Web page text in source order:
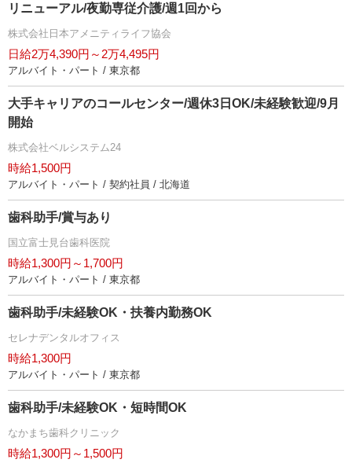
リニューアル/夜勤専従介護/週1回から
株式会社日本アメニティライフ協会
日給2万4,390円～2万4,495円
アルバイト・パート / 東京都
大手キャリアのコールセンター/週休3日OK/未経験歓迎/9月
開始
株式会社ベルシステム24
時給1,500円
アルバイト・パート / 契約社員 / 北海道
歯科助手/賞与あり
国立富士見台歯科医院
時給1,300円～1,700円
アルバイト・パート / 東京都
歯科助手/未経験OK・扶養内勤務OK
セレナデンタルオフィス
時給1,300円
アルバイト・パート / 東京都
歯科助手/未経験OK・短時間OK
なかまち歯科クリニック
時給1,300円～1,500円